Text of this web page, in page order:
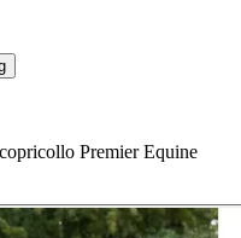
Premier Equine